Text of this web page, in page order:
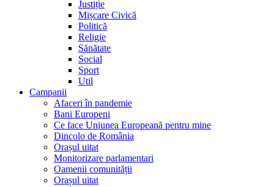
Justiție
Mișcare Civică
Politică
Religie
Sănătate
Social
Sport
Util
Campanii
Afaceri în pandemie
Bani Europeni
Ce face Uniunea Europeană pentru mine
Dincolo de România
Orașul uitat
Monitorizare parlamentari
Oamenii comunității
Orașul uitat